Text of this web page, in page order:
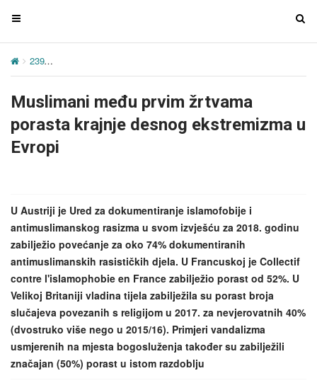
T
g
e
n
a
v
a
T
n
o
n
239
Muslimani među prvim žrtvama
porasta krajnje desnog ekstremizma u
Evropi
U Austriji je Ured za dokumentiranje islamofobije i
antimuslimanskog rasizma u svom izvješću za 2018. godinu
zabilježio povećanje za oko 74% dokumentiranih
antimuslimanskih rasističkih djela. U Francuskoj je Collectif
contre l'islamophobie en France zabilježio porast od 52%. U
Velikoj Britaniji vladina tijela zabilježila su porast broja
slučajeva povezanih s religijom u 2017. za nevjerovatnih 40%
(dvostruko više nego u 2015/16). Primjeri vandalizma
usmjerenih na mjesta bogosluženja također su zabilježili
značajan (50%) porast u istom razdoblju